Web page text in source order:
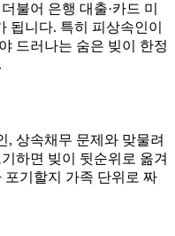
불어 은행 대출·카드 미
됩니다. 특히 피상속인이
드러나는 숨은 빚이 한정
, 상속채무 문제와 맞물려
하면 빚이 뒷순위로 옮겨
포기할지 가족 단위로 짜